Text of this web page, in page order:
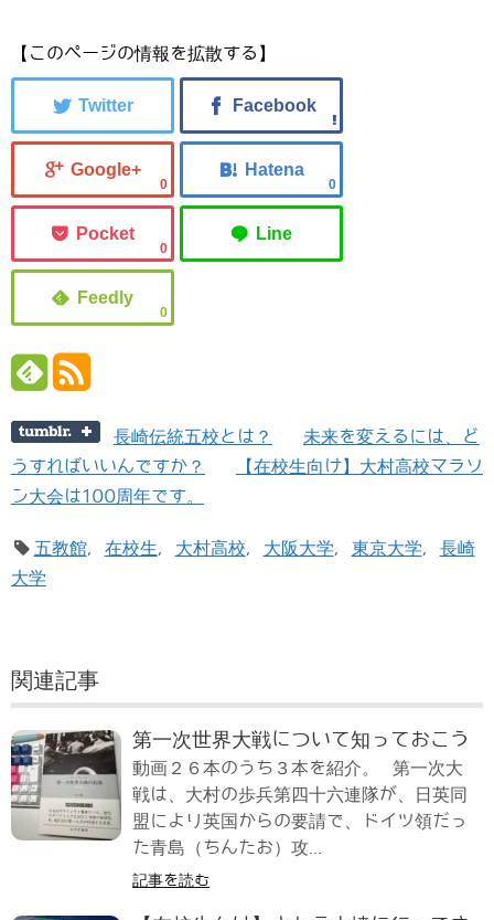
【このページの情報を拡散する】
0 0
0
0
長崎伝統五校とは？
未来を変えるには、ど
うすればいいんですか？
【在校生向け】大村高校マラソ
ン大会は100周年です。
五教館, 在校生, 大村高校, 大阪大学, 東京大学, 長崎
大学
関連記事
第一次世界大戦について知っておこう
動画２６本のうち３本を紹介。 第一次大
戦は、大村の歩兵第四十六連隊が、日英同
盟により英国からの要請で、ドイツ領だっ
た青島（ちんたお）攻...
記事を読む